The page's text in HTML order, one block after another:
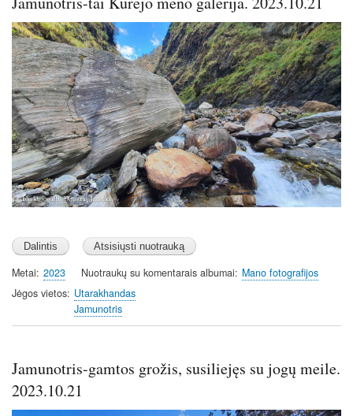
Image
Metai 2023 Nuotraukų su komentarais albumai
Mano fotografijos
Jėgos vietos Utarakhandas
Jamunotris
Jamunotris-gamtos grožis, susiliejęs su jogų meile.
2023.10.21